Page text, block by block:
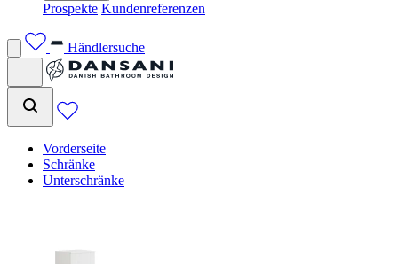
Prospekte Kundenreferenzen
Händlersuche
Vorderseite
Schränke
Unterschränke